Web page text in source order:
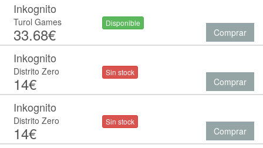
Inkognito
Turol Games
33.68€
Disponible
Comprar
Inkognito
Distrito Zero
14€
Sin stock
Comprar
Inkognito
Distrito Zero
14€
Sin stock
Comprar